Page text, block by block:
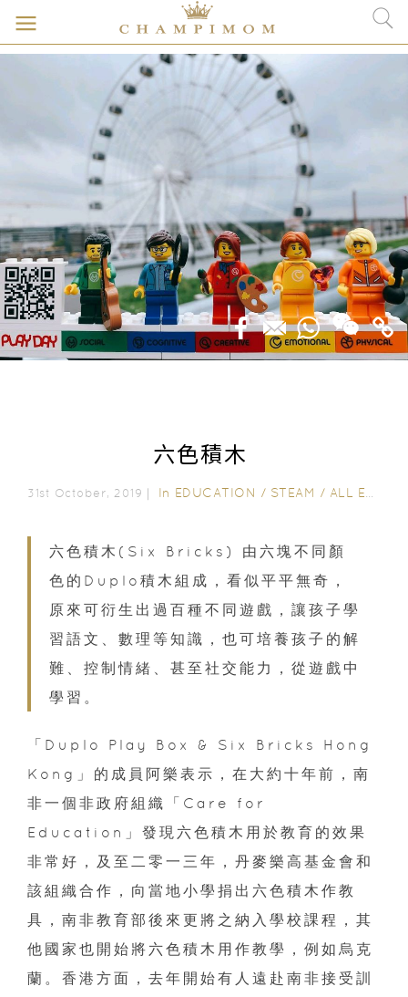
六色積木
31st October, 2019｜ In EDUCATION / STEAM / ALL EDUCATION
六色積木(Six Bricks) 由六塊不同顏
色的Duplo積木組成，看似平平無奇，
原來可衍生出過百種不同遊戲，讓孩子學
習語文、數理等知識，也可培養孩子的解
難、控制情緒、甚至社交能力，從遊戲中
學習。
「Duplo Play Box & Six Bricks Hong
Kong」的成員阿樂表示，在大約十年前，南
非一個非政府組織「Care for
Education」發現六色積木用於教育的效果
非常好，及至二零一三年，丹麥樂高基金會和
該組織合作，向當地小學捐出六色積木作教
具，南非教育部後來更將之納入學校課程，其
他國家也開始將六色積木用作教學，例如烏克
蘭。香港方面，去年開始有人遠赴南非接受訓